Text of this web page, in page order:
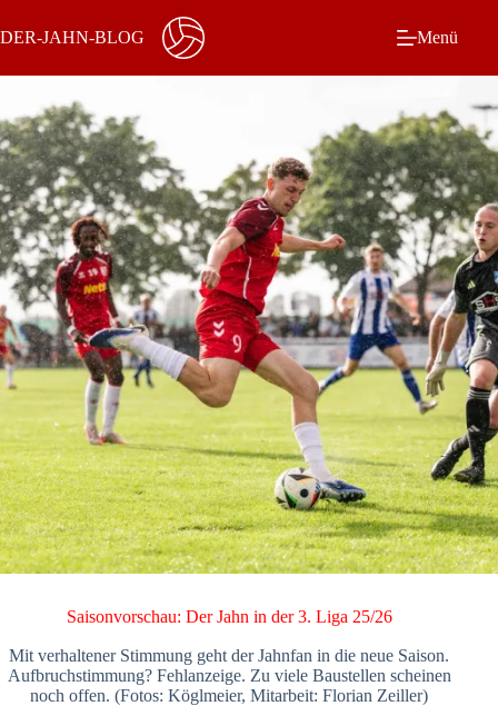
Inhalt
springen
DER-JAHN-BLOG Menü
Saisonvorschau: Der Jahn in der 3. Liga 25/26
Mit verhaltener Stimmung geht der Jahnfan in die neue Saison.
Aufbruchstimmung? Fehlanzeige. Zu viele Baustellen scheinen
noch offen. (Fotos: Köglmeier, Mitarbeit: Florian Zeiller)